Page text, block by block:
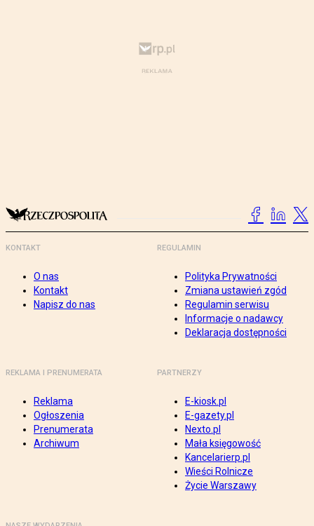
KONTAKT
O nas
Kontakt
Napisz do nas
REGULAMIN
Polityka Prywatności
Zmiana ustawień zgód
Regulamin serwisu
Informacje o nadawcy
Deklaracja dostępności
REKLAMA I PRENUMERATA
Reklama
Ogłoszenia
Prenumerata
Archiwum
PARTNERZY
E-kiosk.pl
E-gazety.pl
Nexto.pl
Mała księgowość
Kancelarierp.pl
Wieści Rolnicze
Życie Warszawy